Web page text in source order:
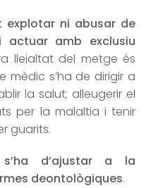
explotar ni abusar de
actuar amb exclusiu
lleialtat del metge és
mèdic s’ha de dirigir a
la salut; alleugerir el
per la malaltia i tenir
guarits.
d’ajustar a la
deontològiques.